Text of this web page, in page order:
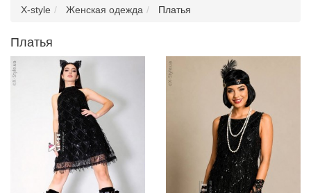
X-style Женская одежда Платья
Платья